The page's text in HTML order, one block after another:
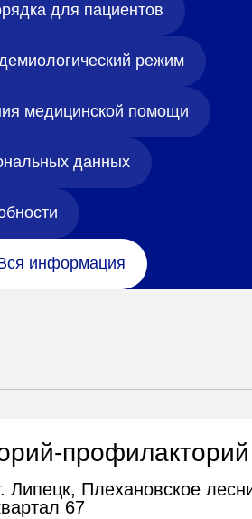
для пациентов
режим
медицинской помощи
данных
информация
Липецк, Плехановское
67